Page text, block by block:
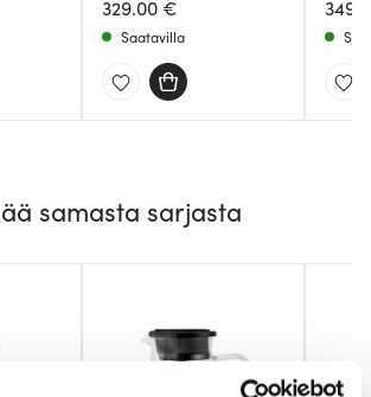
Brushed Silver
329.00 €
Saatavilla
samasta sarjasta